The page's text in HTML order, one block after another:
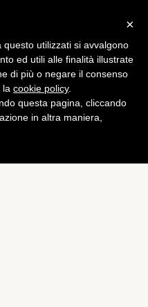
×
utilizzati si avvalgono
ed utili alle finalità illustrate
di più o negare il consenso
la cookie policy.
questa pagina, cliccando
in altra maniera,